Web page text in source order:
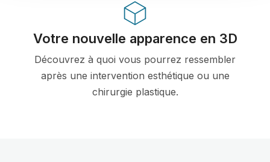
Votre nouvelle apparence en 3D
Découvrez à quoi vous pourrez ressembler
après une intervention esthétique ou une
chirurgie plastique.